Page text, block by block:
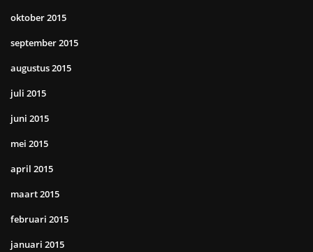
oktober 2015
september 2015
augustus 2015
juli 2015
juni 2015
mei 2015
april 2015
maart 2015
februari 2015
januari 2015